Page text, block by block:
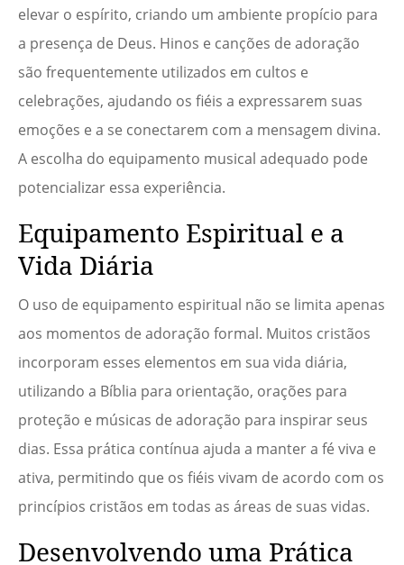
elevar o espírito, criando um ambiente propício para
a presença de Deus. Hinos e canções de adoração
são frequentemente utilizados em cultos e
celebrações, ajudando os fiéis a expressarem suas
emoções e a se conectarem com a mensagem divina.
A escolha do equipamento musical adequado pode
potencializar essa experiência.
Equipamento Espiritual e a
Vida Diária
O uso de equipamento espiritual não se limita apenas
aos momentos de adoração formal. Muitos cristãos
incorporam esses elementos em sua vida diária,
utilizando a Bíblia para orientação, orações para
proteção e músicas de adoração para inspirar seus
dias. Essa prática contínua ajuda a manter a fé viva e
ativa, permitindo que os fiéis vivam de acordo com os
princípios cristãos em todas as áreas de suas vidas.
Desenvolvendo uma Prática